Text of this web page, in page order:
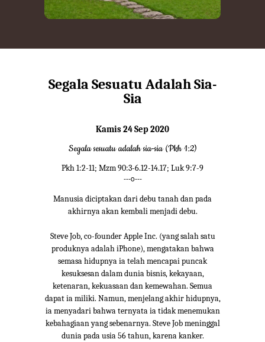
Segala Sesuatu Adalah Sia-
Sia
Kamis 24 Sep 2020
Segala sesuatu adalah sia-sia (Pkh 1:2)
Pkh 1:2-11; Mzm 90:3-6.12-14.17; Luk 9:7-9
---o---
Manusia diciptakan dari debu tanah dan pada
akhirnya akan kembali menjadi debu.
Steve Job, co-founder Apple Inc. (yang salah satu
produknya adalah iPhone), mengatakan bahwa
semasa hidupnya ia telah mencapai puncak
kesuksesan dalam dunia bisnis, kekayaan,
ketenaran, kekuasaan dan kemewahan. Semua
dapat ia miliki. Namun, menjelang akhir hidupnya,
ia menyadari bahwa ternyata ia tidak menemukan
kebahagiaan yang sebenarnya. Steve Job meninggal
dunia pada usia 56 tahun, karena kanker.